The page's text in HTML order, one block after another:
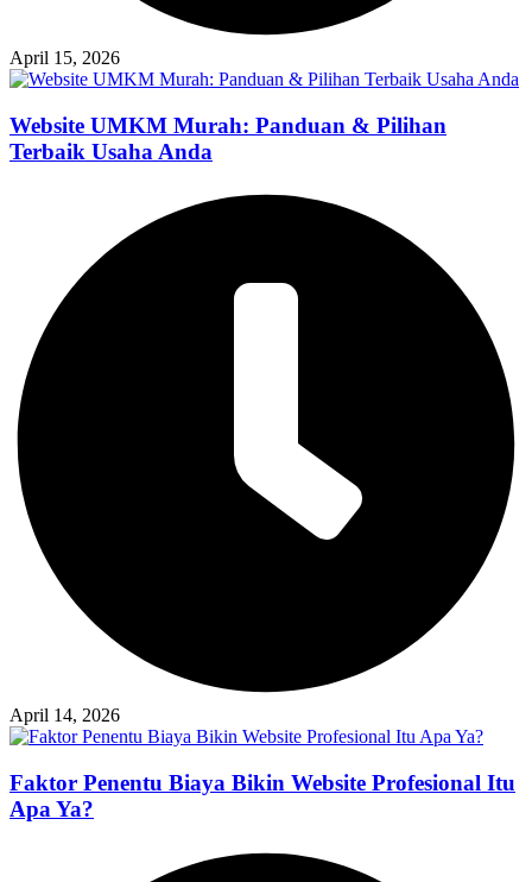
April 15, 2026
Website UMKM Murah: Panduan & Pilihan
Terbaik Usaha Anda
April 14, 2026
Faktor Penentu Biaya Bikin Website Profesional Itu
Apa Ya?